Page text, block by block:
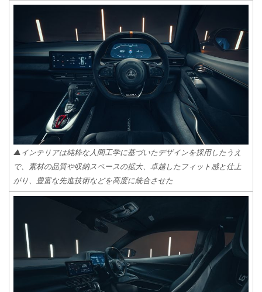
▲インテリアは純粋な人間工学に基づいたデザインを採用したうえ
で、素材の品質や収納スペースの拡大、卓越したフィット感と仕上
がり、豊富な先進技術などを高度に統合させた